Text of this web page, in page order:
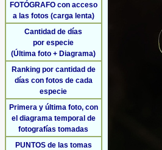
FOTÓGRAFO con acceso
a las fotos (carga lenta)
Cantidad de días
por especie
(Última foto + Diagrama)
Ranking por cantidad de
días con fotos de cada
especie
Primera y última foto, con
el diagrama temporal de
fotografías tomadas
PUNTOS de las tomas